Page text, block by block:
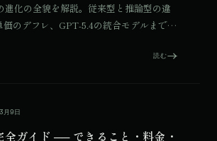
進化の全貌を解説。従来型と推論型の違
価のデフレ、GPT-5.4の統合モデルまで、
読む
月9日
ガイド ── できること・料金・